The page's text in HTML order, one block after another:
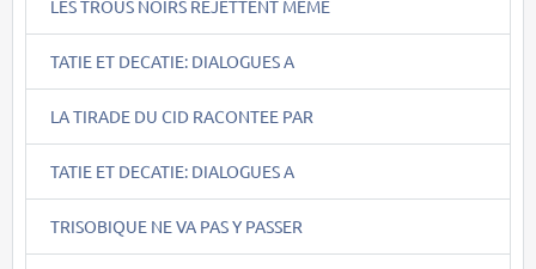
LES TROUS NOIRS REJETTENT MÊME
TATIE ET DECATIE: DIALOGUES A
LA TIRADE DU CID RACONTEE PAR
TATIE ET DECATIE: DIALOGUES A
TRISOBIQUE NE VA PAS Y PASSER